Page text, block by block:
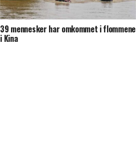
39 mennesker har omkommet i flommene
i Kina